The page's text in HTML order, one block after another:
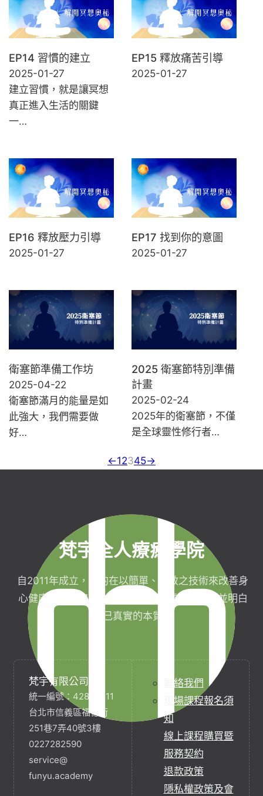
EP14 習慣的建立
2025-01-27
建立習慣，就是讓冥想
真正進入生活的關鍵
一…
EP15 釋放痛苦引導
2025-01-27
EP16 釋放壓力引導
2025-01-27
EP17 找到你的意圖
2025-01-27
衛塞節準備工作坊
2025-04-22
衛塞節滿月的能量是如
此強大，我們需要做
好…
2025 衛塞節特別準備
計畫
2025-02-24
2025年的衛塞節，不僅
是全球靈性修行者…
←12345→
梵宇全人療癒學院
自2011年成立，目的在以簡單、有效之技術來改善身
心健康，協助完成生命目標與實現靈性生活，並明白
自己真實的本質。
梵宇有限公司
統一編號：42854211
台北市信義區福德街
251巷7弄40號3樓
0227282590
service@
funyu.academy
聯絡我們
現場課程報名須
知
線上課程購買暨
服務契約
退款政策
隱私權政策及會